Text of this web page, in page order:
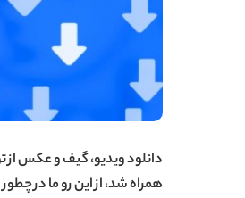
دانلود ویدیو، گیف و عکس از
همراه شد، از این رو ما درچطور